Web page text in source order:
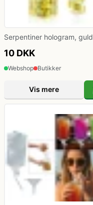
Serpentiner hologram, guld
10 DKK
Webshop Butikker
Vis mere